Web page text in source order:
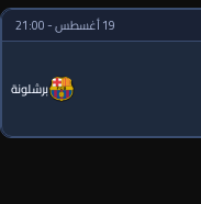
19 أغسطس - 21:00
برشلونة